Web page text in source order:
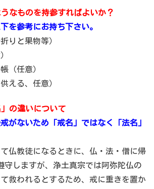
なものを持参すればよいか？
を参考にお持ち下さい。
りと果物等）
（任意）
える、任意）
の違いについて
がないため「戒名」ではなく「法名」
仏教徒になるときに、仏・法・僧に帰
守しますが、浄土真宗では阿弥陀仏の
救われるとするため、戒に重きを置か